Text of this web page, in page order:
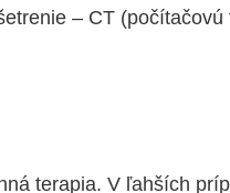
– CT (počítačovú
terapia. V ľahších